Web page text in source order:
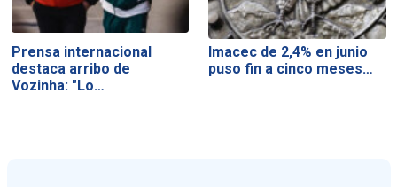
Prensa internacional
destaca arribo de
Vozinha: "Lo…
Imacec de 2,4% en junio
puso fin a cinco meses…